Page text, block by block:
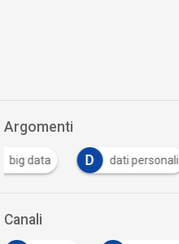
Argomenti
big data D dati personali
Canali